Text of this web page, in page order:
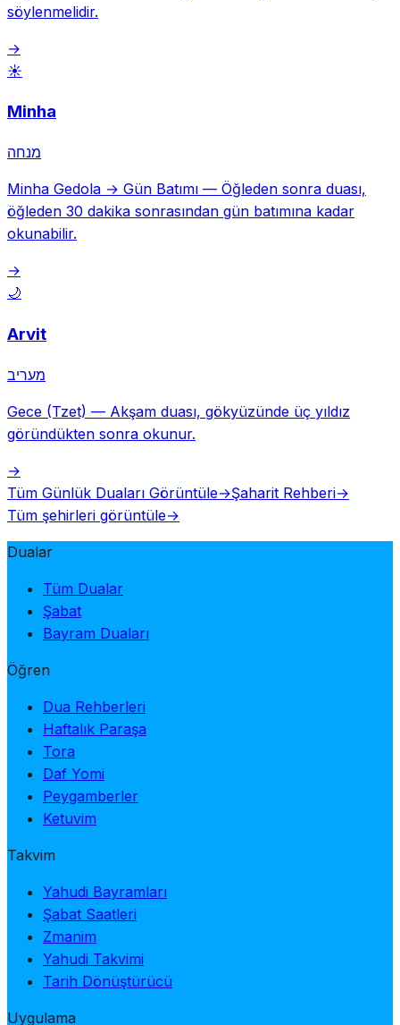
söylenmelidir.
→
☀️
Minha
מנחה
Minha Gedola → Gün Batımı — Öğleden sonra duası,
öğleden 30 dakika sonrasından gün batımına kadar
okunabilir.
→
🌙
Arvit
מעריב
Gece (Tzet) — Akşam duası, gökyüzünde üç yıldız
göründükten sonra okunur.
→
Tüm Günlük Duaları Görüntüle→Şaharit Rehberi→
Tüm şehirleri görüntüle→
Dualar
Tüm Dualar
Şabat
Bayram Duaları
Öğren
Dua Rehberleri
Haftalık Paraşa
Tora
Daf Yomi
Peygamberler
Ketuvim
Takvim
Yahudi Bayramları
Şabat Saatleri
Zmanim
Yahudi Takvimi
Tarih Dönüştürücü
Uygulama